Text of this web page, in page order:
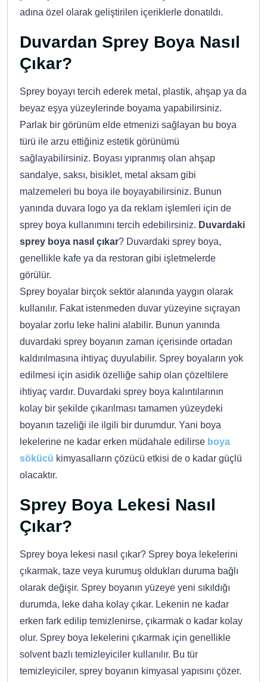
adına özel olarak geliştirilen içeriklerle donatıldı.
Duvardan Sprey Boya Nasıl
Çıkar?
Sprey boyayı tercih ederek metal, plastik, ahşap ya da
beyaz eşya yüzeylerinde boyama yapabilirsiniz.
Parlak bir görünüm elde etmenizi sağlayan bu boya
türü ile arzu ettiğiniz estetik görünümü
sağlayabilirsiniz. Boyası yıpranmış olan ahşap
sandalye, saksı, bisiklet, metal aksam gibi
malzemeleri bu boya ile boyayabilirsiniz. Bunun
yanında duvara logo ya da reklam işlemleri için de
sprey boya kullanımını tercih edebilirsiniz. Duvardaki
sprey boya nasıl çıkar? Duvardaki sprey boya,
genellikle kafe ya da restoran gibi işletmelerde
görülür.
Sprey boyalar birçok sektör alanında yaygın olarak
kullanılır. Fakat istenmeden duvar yüzeyine sıçrayan
boyalar zorlu leke halini alabilir. Bunun yanında
duvardaki sprey boyanın zaman içerisinde ortadan
kaldırılmasına ihtiyaç duyulabilir. Sprey boyaların yok
edilmesi için asidik özelliğe sahip olan çözeltilere
ihtiyaç vardır. Duvardaki sprey boya kalıntılarının
kolay bir şekilde çıkarılması tamamen yüzeydeki
boyanın tazeliği ile ilgili bir durumdur. Yani boya
lekelerine ne kadar erken müdahale edilirse boya
sökücü kimyasalların çözücü etkisi de o kadar güçlü
olacaktır.
Sprey Boya Lekesi Nasıl
Çıkar?
Sprey boya lekesi nasıl çıkar? Sprey boya lekelerini
çıkarmak, taze veya kurumuş oldukları duruma bağlı
olarak değişir. Sprey boyanın yüzeye yeni sıkıldığı
durumda, leke daha kolay çıkar. Lekenin ne kadar
erken fark edilip temizlenirse, çıkarmak o kadar kolay
olur. Sprey boya lekelerini çıkarmak için genellikle
solvent bazlı temizleyiciler kullanılır. Bu tür
temizleyiciler, sprey boyanın kimyasal yapısını çözer.